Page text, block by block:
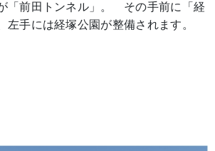
「前田トンネル」。 その手前に「経
左手には経塚公園が整備されます。